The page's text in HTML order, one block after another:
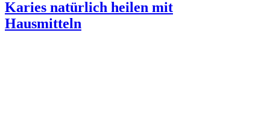
Karies natürlich heilen mit
Hausmitteln